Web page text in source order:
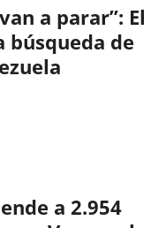
a parar”: El
búsqueda de
a 2.954